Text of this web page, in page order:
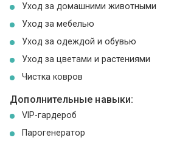
Уход за домашними животными
Уход за мебелью
Уход за одеждой и обувью
Уход за цветами и растениями
Чистка ковров
Дополнительные навыки:
VIP-гардероб
Парогенератор